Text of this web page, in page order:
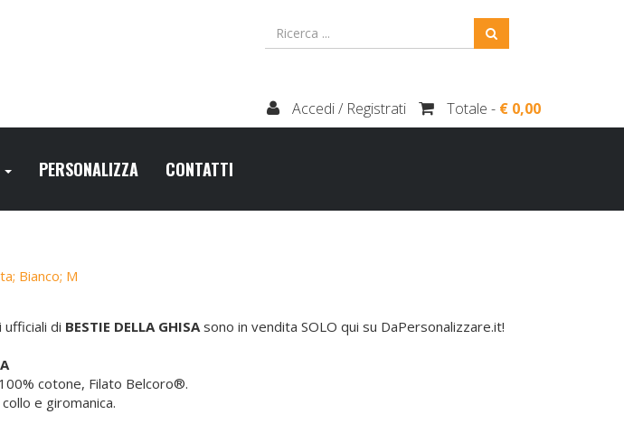
Accedi / Registrati Totale - € 0,00
PERSONALIZZA CONTATTI
Bianco; M
di BESTIE DELLA GHISAsono in vendita SOLO qui su DaPersonalizzare.it!
cotone, Filato Belcoro®.
e giromanica.